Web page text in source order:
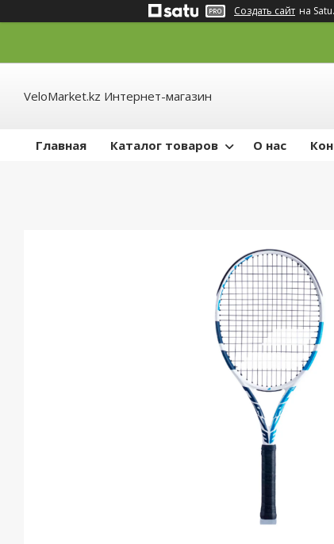
Создать сайт на
VeloMarket.kz Интернет-магазин
Главная Каталог товаров О нас